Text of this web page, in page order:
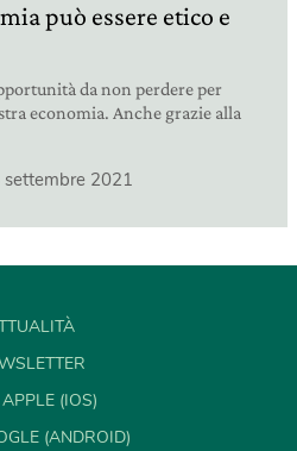
può essere etico e
da non perdere per
economia. Anche grazie alla
settembre 2021
(IOS)
(ANDROID)